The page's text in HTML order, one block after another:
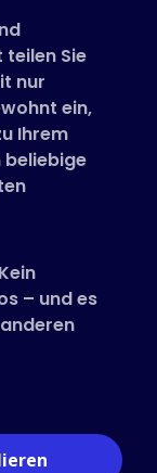
Sie
nur
ein,
Ihrem
beliebige
– und es